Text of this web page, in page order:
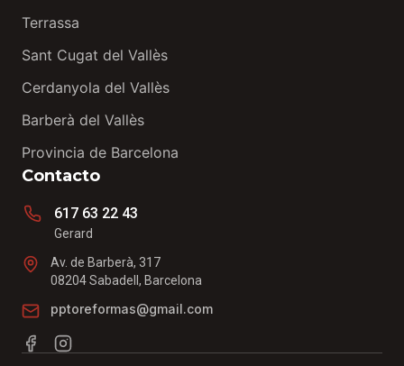
Terrassa
Sant Cugat del Vallès
Cerdanyola del Vallès
Barberà del Vallès
Provincia de Barcelona
Contacto
617 63 22 43
Gerard
Av. de Barberà, 317
08204 Sabadell, Barcelona
pptoreformas@gmail.com